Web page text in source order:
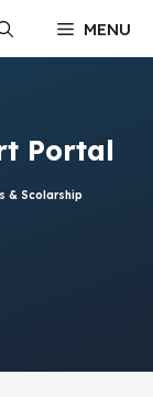
MENU
Portal
& Scolarship